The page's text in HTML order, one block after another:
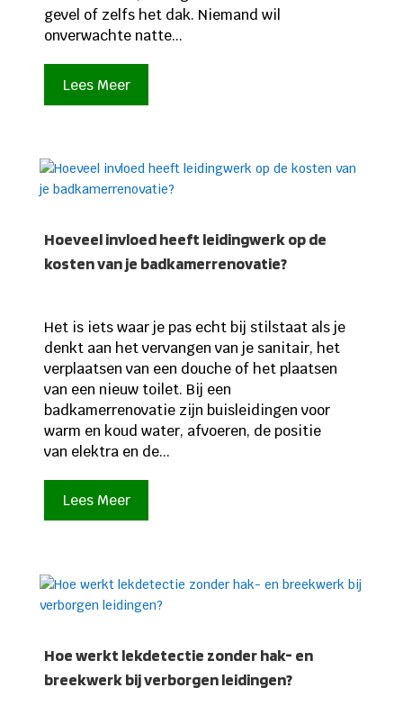
gevel of zelfs het dak. Niemand wil
onverwachte natte...
Lees Meer
Hoeveel invloed heeft leidingwerk op de
kosten van je badkamerrenovatie?
Het is iets waar je pas echt bij stilstaat als je
denkt aan het vervangen van je sanitair, het
verplaatsen van een douche of het plaatsen
van een nieuw toilet. Bij een
badkamerrenovatie zijn buisleidingen voor
warm en koud water, afvoeren, de positie
van elektra en de...
Lees Meer
Hoe werkt lekdetectie zonder hak- en
breekwerk bij verborgen leidingen?